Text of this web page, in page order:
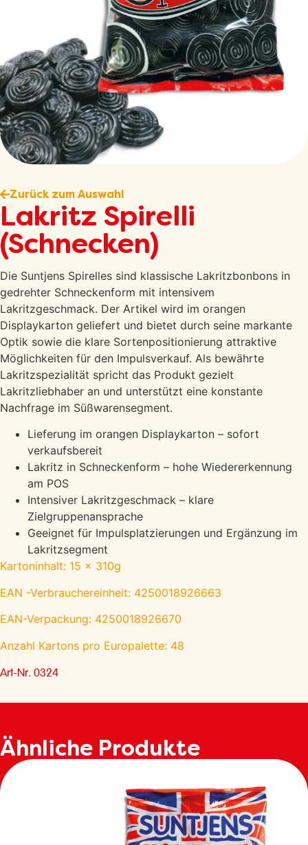
Zurück zum Auswahl
Lakritz Spirelli
(Schnecken)
Die Suntjens Spirelles sind klassische Lakritzbonbons in
gedrehter Schneckenform mit intensivem
Lakritzgeschmack. Der Artikel wird im orangen
Displaykarton geliefert und bietet durch seine markante
Optik sowie die klare Sortenpositionierung attraktive
Möglichkeiten für den Impulsverkauf. Als bewährte
Lakritzspezialität spricht das Produkt gezielt
Lakritzliebhaber an und unterstützt eine konstante
Nachfrage im Süßwarensegment.
Lieferung im orangen Displaykarton – sofort
verkaufsbereit
Lakritz in Schneckenform – hohe Wiedererkennung
am POS
Intensiver Lakritzgeschmack – klare
Zielgruppenansprache
Geeignet für Impulsplatzierungen und Ergänzung im
Lakritzsegment
Kartoninhalt: 15 x 310g
EAN -Verbrauchereinheit: 4250018926663
EAN-Verpackung: 4250018926670
Anzahl Kartons pro Europalette: 48
Art-Nr. 0324
Ähnliche Produkte